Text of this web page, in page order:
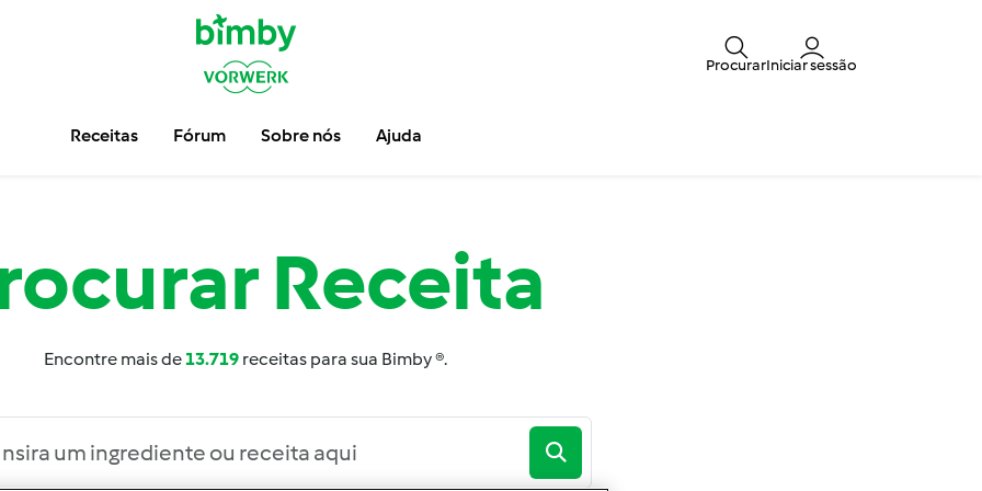
ProcurarIniciar sessão
Receitas Fórum Sobre nós Ajuda
Receita
Encontre mais de13.719 receitas para sua Bimby ®.